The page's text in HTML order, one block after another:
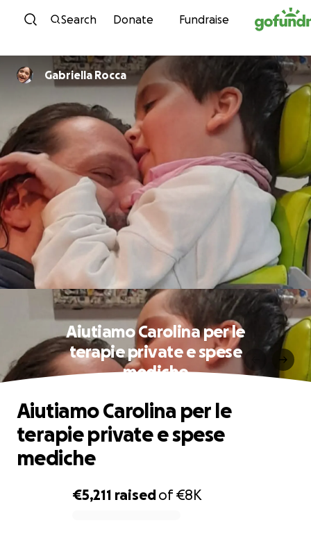
Skip to content
Search Donate Fundraise
Gabriella Rocca
Aiutiamo Carolina per le
terapie private e spese
mediche
€5,211 raisedof€8K
Aiutiamo Carolina per le
terapie private e spese
mediche